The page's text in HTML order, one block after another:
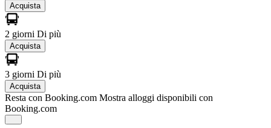
Acquista
2 giorni Di più
Acquista
3 giorni Di più
Acquista
Resta con Booking.com Mostra alloggi disponibili con
Booking.com